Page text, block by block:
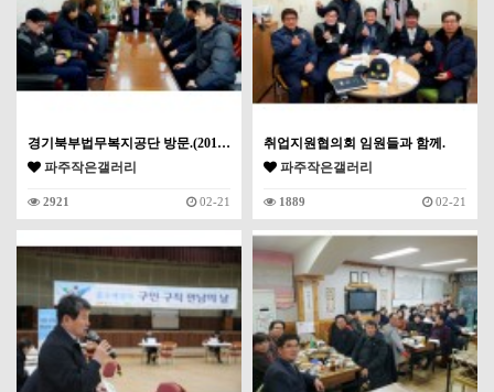
경기북부법무복지공단 방문.(201…
파주작은갤러리
2921 02-21
취업지원협의회 임원들과 함께.
파주작은갤러리
1889 02-21